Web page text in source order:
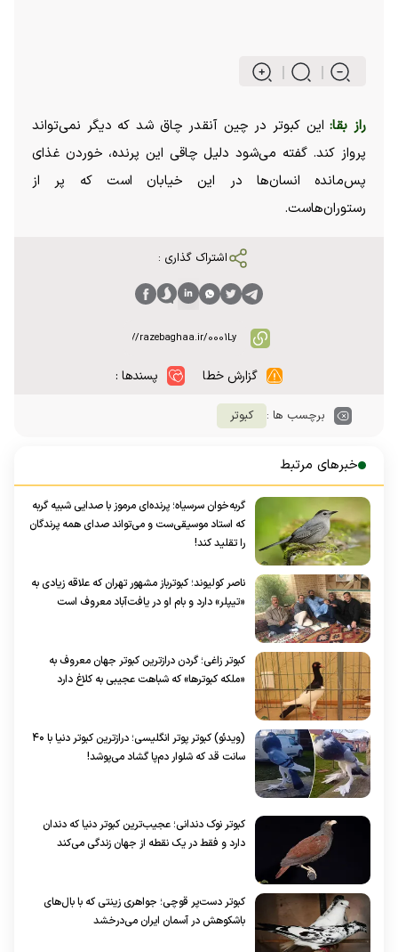
راز بقا:این کبوتر در چین آنقدر چاق شد که دیگر نمی‌تواند
پرواز کند. گفته می‌شود دلیل چاقی این پرنده، خوردن غذای
پس‌مانده انسان‌ها در این خیابان است که پر از
رستوران‌هاست.
اشتراک گذاری :
گزارش خطا پسندها :
برچسب ها : کبوتر
خبرهای مرتبط
گربه‌خوان سرسیاه؛ پرنده‌‌ای مرموز با صدایی شبیه گربه
که استاد موسیقی‌ست و می‌تواند صدای همه پرندگان
را تقلید کند!
ناصر کولیوند؛ کبوترباز مشهور تهران که علاقه زیادی به
«تیپلر» دارد و بام او در یافت‌آباد معروف است
کبوتر زاغی؛ گردن درازترین کبوتر جهان معروف به
«ملکه کبوترها» که شباهت عجیبی به کلاغ دارد
(ویدئو) کبوتر پوتر انگلیسی؛ درازترین کبوتر دنیا با ۴۰
سانت قد که شلوار دم‌پا گشاد می‌پوشد!
کبوتر نوک دندانی؛ عجیب‌ترین کبوتر دنیا که دندان
دارد و فقط در یک نقطه از جهان زندگی می‌کند
کبوتر دست‌پر قوچی؛ جواهری زینتی که با بال‌های
باشکوهش در آسمان ایران می‌درخشد